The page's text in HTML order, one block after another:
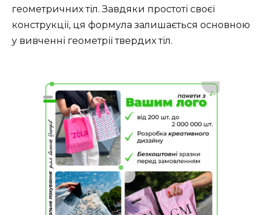
геометричних тіл. Завдяки простоті своєї
конструкції, ця формула залишається основною
у вивченні геометрії твердих тіл.